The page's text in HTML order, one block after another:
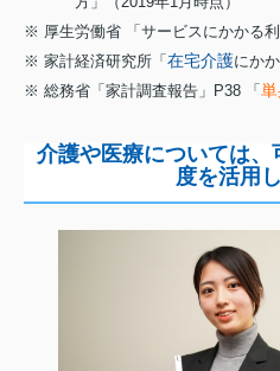
※ 厚生労働省 「サービスにかかる利
※ 家計経済研究所「 在宅介護にか
※ 総務省「家計調査報告」P38 「
介護や医療については、
度を活用